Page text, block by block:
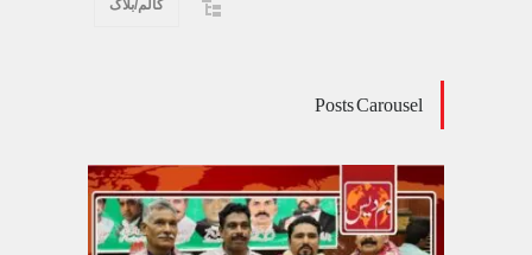
کالم/بلاگ
Posts Carousel